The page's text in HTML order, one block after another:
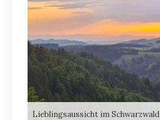
Lieblingsaussicht im Schwarzwald